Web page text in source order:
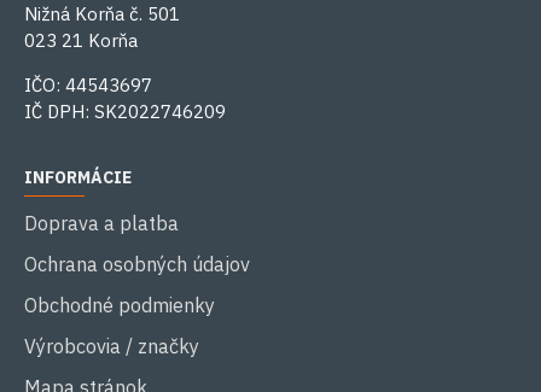
Nižná Korňa č. 501
023 21 Korňa
IČO: 44543697
IČ DPH: SK2022746209
INFORMÁCIE
Doprava a platba
Ochrana osobných údajov
Obchodné podmienky
Výrobcovia / značky
Mapa stránok